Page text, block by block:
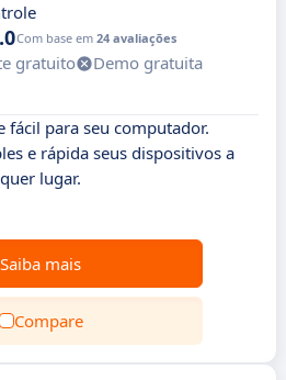
Com base em 24 avaliações
gratuito
Demo gratuita
fácil para seu computador.
e rápida seus dispositivos a
lugar.
Saiba mais
Compare